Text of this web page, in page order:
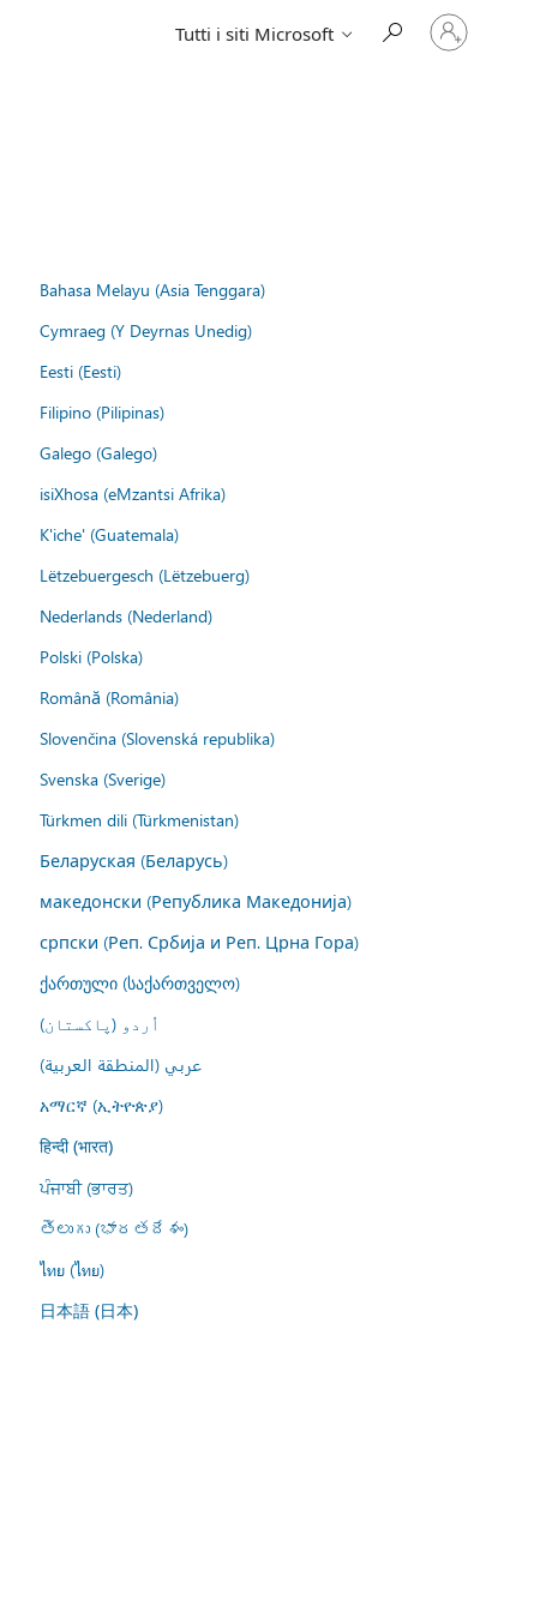
Tutti i siti Microsoft
Accedi
con
Bahasa Melayu (Asia Tenggara)
Cymraeg (Y Deyrnas Unedig)
Eesti (Eesti)
Filipino (Pilipinas)
Galego (Galego)
isiXhosa (eMzantsi Afrika)
K'iche' (Guatemala)
Lëtzebuergesch (Lëtzebuerg)
Nederlands (Nederland)
Polski (Polska)
Română (România)
Slovenčina (Slovenská republika)
Svenska (Sverige)
Türkmen dili (Türkmenistan)
Беларуская (Беларусь)
македонски (Република Македонија)
српски (Реп. Србија и Реп. Црна Гора)
ქართული (საქართველო)
اُردو (پاکستان)
عربي (المنطقة العربية)
አማርኛ (ኢትዮጵያ)
हिन्दी (भारत)
ਪੰਜਾਬੀ (ਭਾਰਤ)
తెలుగు (భారతదేశం)
ไทย (ไทย)
日本語 (日本)